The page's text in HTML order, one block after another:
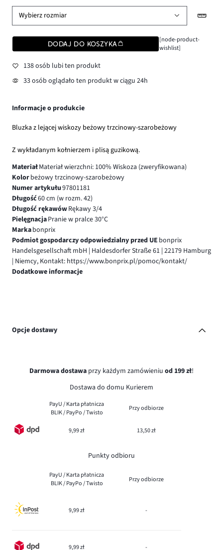
Wybierz rozmiar
DODAJ DO KOSZYKA
[node-product-
wishlist]
138 osób lubi ten produkt
33 osób oglądało ten produkt w ciągu 24h
Informacje o produkcie
Bluzka z lejącej wiskozy beżowy trzcinowy-szarobeżowy
Z wykładanym kołnierzem i plisą guzikową.
MateriałMateriał wierzchni: 100% Wiskoza (zweryfikowana)
Kolorbeżowy trzcinowy-szarobeżowy
Numer artykułu97801181
Długość60 cm (w rozm. 42)
Długość rękawówRękawy 3/4
PielęgnacjaPranie w pralce 30°C
Markabonprix
Podmiot gospodarczy odpowiedzialny przed UE bonprix
Handelsgesellschaft mbH | Haldesdorfer Straße 61 | 22179 Hamburg
| Niemcy, Kontakt: https://www.bonprix.pl/pomoc/kontakt/
Dodatkowe informacje
Opcje dostawy
Darmowa dostawa przy każdym zamówieniu od 199 zł!
Dostawa do domu Kurierem
PayU / Karta płatnicza
BLIK / PayPo / Twisto
Przy odbiorze
9,99 zł 13,50 zł
Punkty odbioru
PayU / Karta płatnicza
BLIK / PayPo / Twisto
Przy odbiorze
9,99 zł -
9,99 zł -